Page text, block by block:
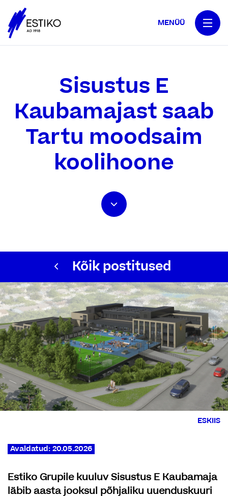
MENÜÜ
Sisustus E
Kaubamajast saab
Tartu moodsaim
koolihoone
Kõik postitused
ESKIIS
Avaldatud: 20.05.2026
Estiko Grupile kuuluv Sisustus E Kaubamaja
läbib aasta jooksul põhjaliku uuenduskuuri